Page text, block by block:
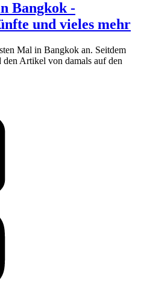
Bangkok -
und vieles mehr
Mal in Bangkok an. Seitdem
Artikel von damals auf den